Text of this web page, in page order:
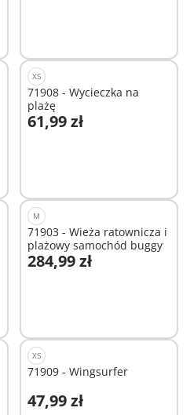
XS
71908 - Wycieczka na
plażę
61,99 zł
Dodaj do koszyka
M
71903 - Wieża ratownicza i
plażowy samochód buggy
284,99 zł
Dodaj do koszyka
XS
71909 - Wingsurfer
47,99 zł
Dodaj do koszyka